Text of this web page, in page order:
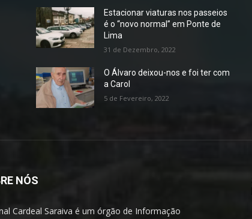
Estacionar viaturas nos passeios
é o “novo normal” em Ponte de
Lima
31 de Dezembro, 2022
O Álvaro deixou-nos e foi ter com
a Carol
5 de Fevereiro, 2022
NÓS
Cardeal Saraiva é um órgão de Informação